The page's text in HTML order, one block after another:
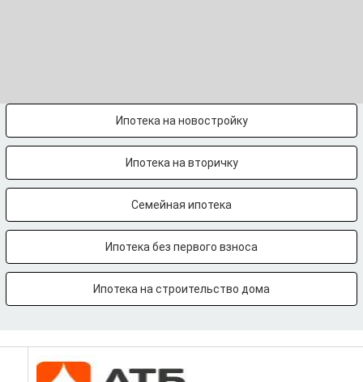
Ипотека на новостройку
Ипотека на вторичку
Семейная ипотека
Ипотека без первого взноса
Ипотека на строительство дома